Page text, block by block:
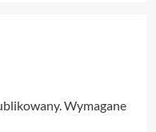
Wymagane